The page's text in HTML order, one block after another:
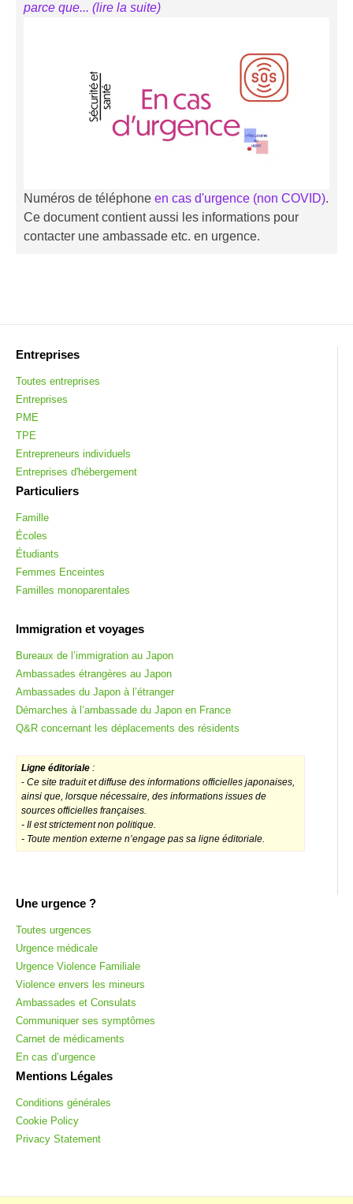
parce que... (lire la suite)
Numéros de téléphone en cas d'urgence (non COVID).
Ce document contient aussi les informations pour
contacter une ambassade etc. en urgence.
Entreprises
Toutes entreprises
Entreprises
PME
TPE
Entrepreneurs individuels
Entreprises d'hébergement
Particuliers
Famille
Écoles
Étudiants
Femmes Enceintes
Familles monoparentales
Immigration et voyages
Bureaux de l’immigration au Japon
Ambassades étrangères au Japon
Ambassades du Japon à l’étranger
Démarches à l’ambassade du Japon en France
Q&R concernant les déplacements des résidents
Ligne éditoriale :
- Ce site traduit et diffuse des informations officielles japonaises,
ainsi que, lorsque nécessaire, des informations issues de
sources officielles françaises.
- Il est strictement non politique.
- Toute mention externe n’engage pas sa ligne éditoriale.
Une urgence ?
Toutes urgences
Urgence médicale
Urgence Violence Familiale
Violence envers les mineurs
Ambassades et Consulats
Communiquer ses symptômes
Carnet de médicaments
En cas d’urgence
Mentions Légales
Conditions générales
Cookie Policy
Privacy Statement